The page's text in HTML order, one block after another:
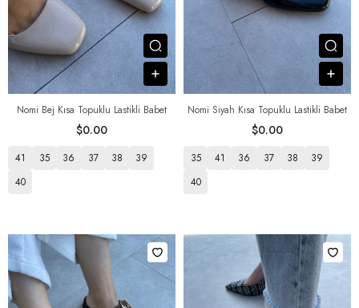
Nomi Bej Kısa Topuklu Lastikli Babet
$0.00
Посмотреть товар
41 35 36 37 38
39
40
Nomi Siyah Kısa Topuklu Lastikli Babet
$0.00
35 41 36 37 38
39
40